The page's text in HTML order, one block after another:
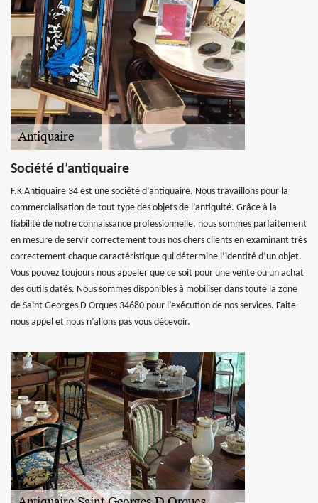
Société d’antiquaire
F.K Antiquaire 34 est une société d’antiquaire. Nous travaillons pour la
commercialisation de tout type des objets de l’antiquité. Grâce à la
fiabilité de notre connaissance professionnelle, nous sommes parfaitement
en mesure de servir correctement tous nos chers clients en examinant très
correctement chaque caractéristique qui détermine l’identité d’un objet.
Vous pouvez toujours nous appeler que ce soit pour une vente ou un achat
des outils datés. Nous sommes disponibles à mobiliser dans toute la zone
de Saint Georges D Orques 34680 pour l’exécution de nos services. Faite-
nous appel et nous n’allons pas vous décevoir.